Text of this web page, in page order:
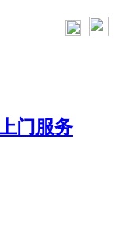
门服务